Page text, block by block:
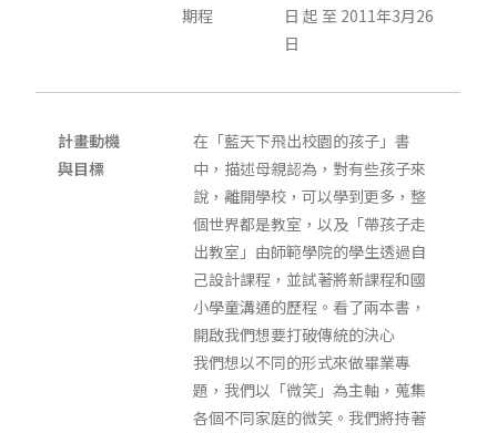
期程
日 起 至 2011年3月26
日
計畫動機
與目標
在「藍天下飛出校園的孩子」書
中，描述母親認為，對有些孩子來
說，離開學校，可以學到更多，整
個世界都是教室，以及「帶孩子走
出教室」由師範學院的學生透過自
己設計課程，並試著將新課程和國
小學童溝通的歷程。看了兩本書，
開啟我們想要打破傳統的決心
我們想以不同的形式來做畢業專
題，我們以「微笑」為主軸，蒐集
各個不同家庭的微笑。我們將持著